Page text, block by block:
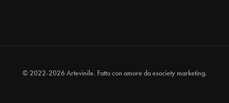
© 2022-2026 Artevinile. Fatto con amore daesociety marketing.